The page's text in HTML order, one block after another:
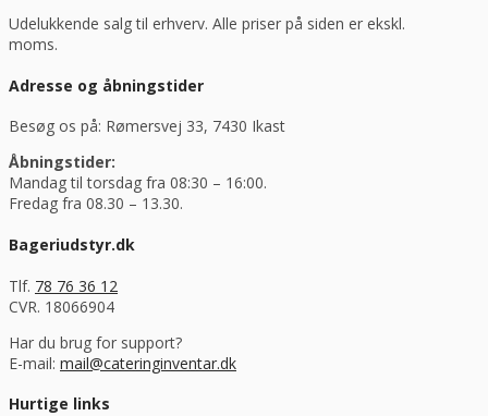
Udelukkende salg til erhverv. Alle priser på siden er ekskl.
moms.
Adresse og åbningstider
Besøg os på: Rømersvej 33, 7430 Ikast
Åbningstider:
Mandag til torsdag fra 08:30 – 16:00.
Fredag fra 08.30 – 13.30.
Bageriudstyr.dk
Tlf. 78 76 36 12
CVR. 18066904
Har du brug for support?
E-mail: mail@cateringinventar.dk
Hurtige links